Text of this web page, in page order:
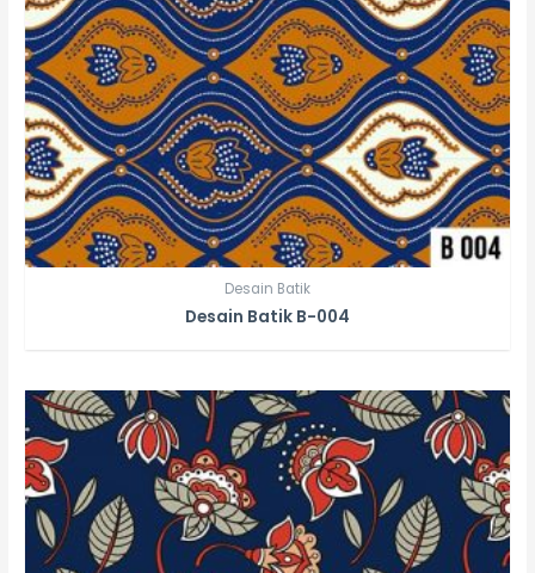
Desain Batik
Desain Batik B-004